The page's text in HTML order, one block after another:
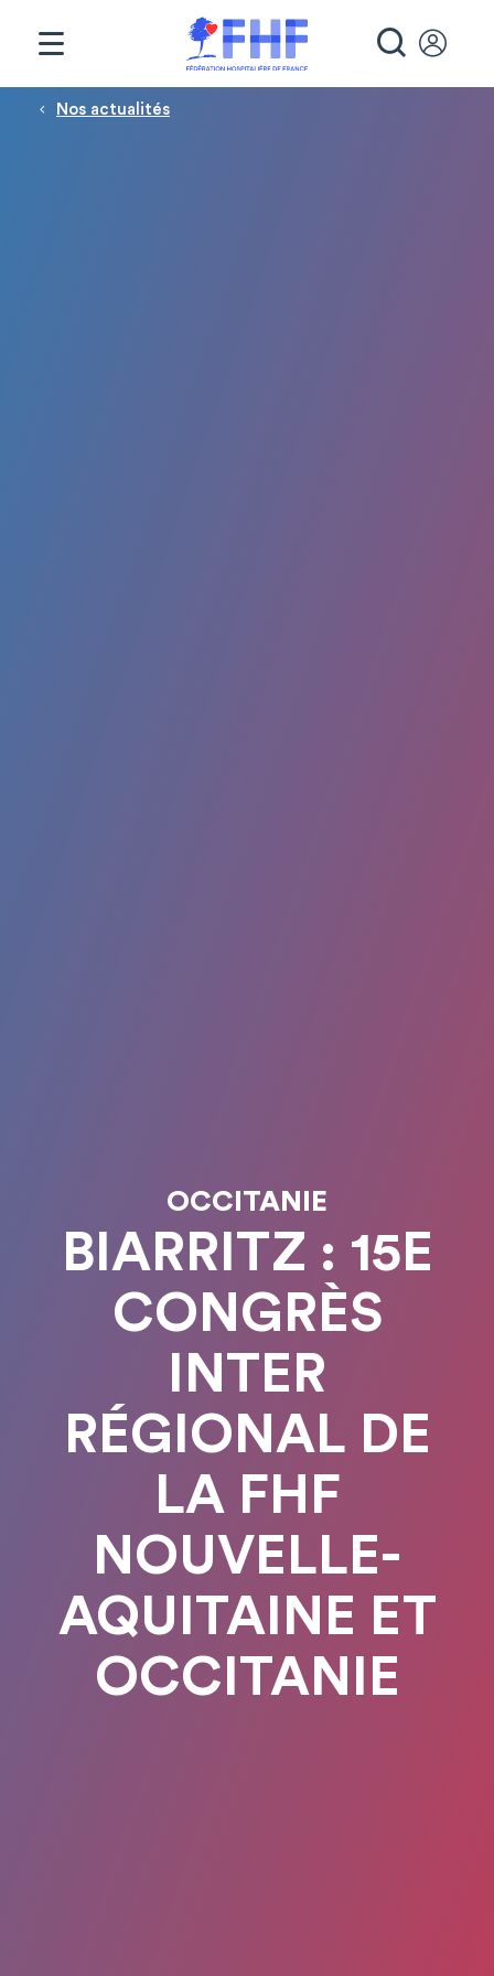
Fil d'Ariane
Nos actualités
OCCITANIE
BIARRITZ : 15E
CONGRÈS
INTER
RÉGIONAL DE
LA FHF
NOUVELLE-
AQUITAINE ET
OCCITANIE
Panneau de gestion des cookies